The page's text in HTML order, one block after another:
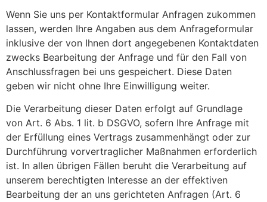
Wenn Sie uns per Kontaktformular Anfragen zukommen
lassen, werden Ihre Angaben aus dem Anfrageformular
inklusive der von Ihnen dort angegebenen Kontaktdaten
zwecks Bearbeitung der Anfrage und für den Fall von
Anschlussfragen bei uns gespeichert. Diese Daten
geben wir nicht ohne Ihre Einwilligung weiter.
Die Verarbeitung dieser Daten erfolgt auf Grundlage
von Art. 6 Abs. 1 lit. b DSGVO, sofern Ihre Anfrage mit
der Erfüllung eines Vertrags zusammenhängt oder zur
Durchführung vorvertraglicher Maßnahmen erforderlich
ist. In allen übrigen Fällen beruht die Verarbeitung auf
unserem berechtigten Interesse an der effektiven
Bearbeitung der an uns gerichteten Anfragen (Art. 6